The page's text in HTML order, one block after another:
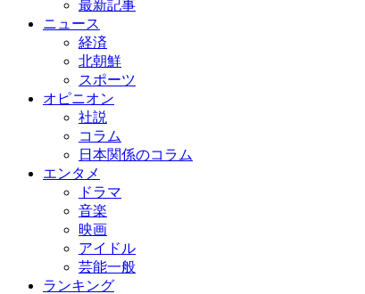
最新記事
ニュース
経済
北朝鮮
スポーツ
オピニオン
社説
コラム
日本関係のコラム
エンタメ
ドラマ
音楽
映画
アイドル
芸能一般
ランキング